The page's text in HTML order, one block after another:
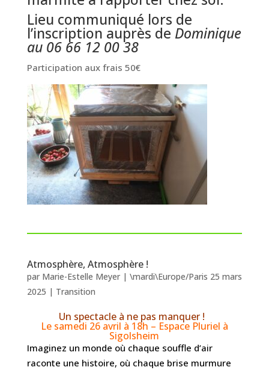
Lieu communiqué lors de
l’inscription auprès de Dominique
au 06 66 12 00 38
Participation aux frais 50€
Atmosphère, Atmosphère !
par Marie-Estelle Meyer| \mardi\Europe/Paris 25 mars
2025 | Transition
Un spectacle à ne pas manquer !
Le samedi 26 avril à 18h – Espace Pluriel à
Sigolsheim
Imaginez un monde où chaque souffle d’air
raconte une histoire, où chaque brise murmure